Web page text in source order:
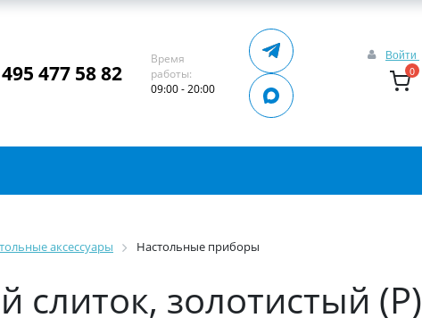
Войти
0
477 58 82
Время
работы:
09:00 - 20:00
аксессуары Настольные приборы
золотистый (Р)